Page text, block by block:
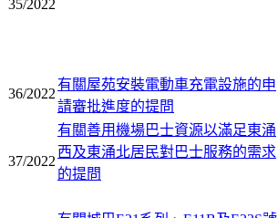
35/2022
36/2022
有關屋苑安裝電動車充電設施的申
請審批進度的提問
37/2022
有關善用機場巴士資源以滿足東涌
西及東涌北居民對巴士服務的需求
的提問